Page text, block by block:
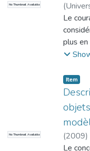
No Thumbnail Available (
Mourad
Le
plus
toute
pour
en
No Thumbnail Available
Item
(2009)
Le